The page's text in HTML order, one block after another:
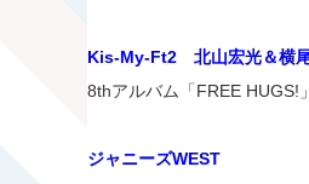
Kis-My-Ft2 北山宏光＆横
8thアルバム「FREE HUGS!」
ジャニーズWEST